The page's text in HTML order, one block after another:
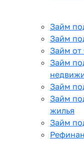
Займ
Займ
Займ от
Займ
Займ
Займ
жилья
Займ